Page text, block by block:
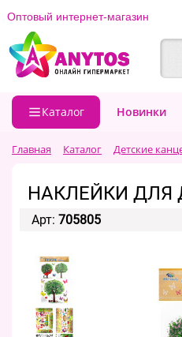
Оптовый интернет-магазин
Каталог Новинки
Главная Каталог Детские
НАКЛЕЙКИ ДЛЯ
Арт: 705805